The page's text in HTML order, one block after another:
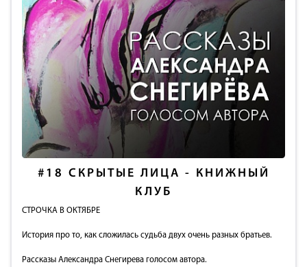
#18 СКРЫТЫЕ ЛИЦА - КНИЖНЫЙ
КЛУБ
СТРОЧКА В ОКТЯБРЕ
История про то, как сложилась судьба двух очень разных братьев.
Рассказы Александра Снегирева голосом автора.